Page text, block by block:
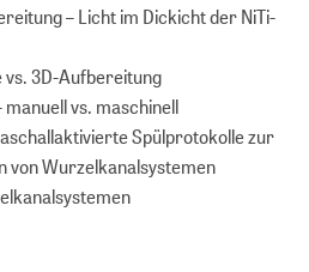
– Licht im Dickicht der NiTi-
vs. 3D-Aufbereitung
vs. maschinell
Spülprotokolle zur
von Wurzelkanalsystemen